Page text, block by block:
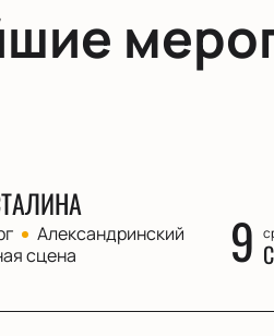
Александринский
сцена 9